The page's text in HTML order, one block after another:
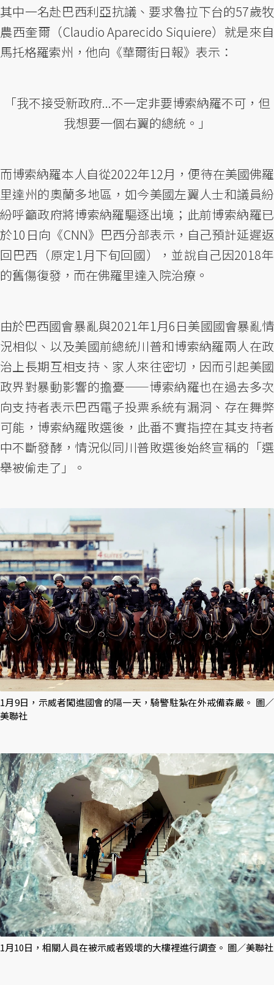
其中一名赴巴西利亞抗議、要求魯拉下台的57歲牧
農西奎爾（Claudio Aparecido Siquiere）就是來自
馬托格羅索州，他向《華爾街日報》表示：
「我不接受新政府...不一定非要博索納羅不可，但
我想要一個右翼的總統。」
而博索納羅本人自從2022年12月，便待在美國佛羅
里達州的奧蘭多地區，如今美國左翼人士和議員紛
紛呼籲政府將博索納羅驅逐出境；此前博索納羅已
於10日向《CNN》巴西分部表示，自己預計延遲返
回巴西（原定1月下旬回國），並說自己因2018年
的舊傷復發，而在佛羅里達入院治療。
由於巴西國會暴亂與2021年1月6日美國國會暴亂情
況相似、以及美國前總統川普和博索納羅兩人在政
治上長期互相支持、家人來往密切，因而引起美國
政界對暴動影響的擔憂——博索納羅也在過去多次
向支持者表示巴西電子投票系統有漏洞、存在舞弊
可能，博索納羅敗選後，此番不實指控在其支持者
中不斷發酵，情況似同川普敗選後始終宣稱的「選
舉被偷走了」。
1月9日，示威者闖進國會的隔一天，騎警駐紮在外戒備森嚴。 圖／
美聯社
1月10日，相關人員在被示威者毀壞的大樓裡進行調查。 圖／美聯社